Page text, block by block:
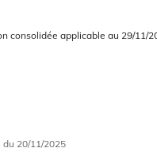
consolidée obsolète
consolidée applicable au 29/11/
du 20/11/2025